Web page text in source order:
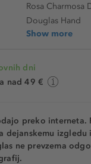
Rosa Charmosa
Douglas Hand
Show more
dni
nad 49 €
preko
dejanskemu
ne prevzema